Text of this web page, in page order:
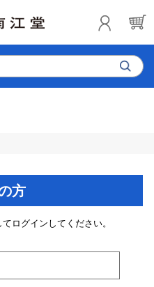
方
ログインしてください。